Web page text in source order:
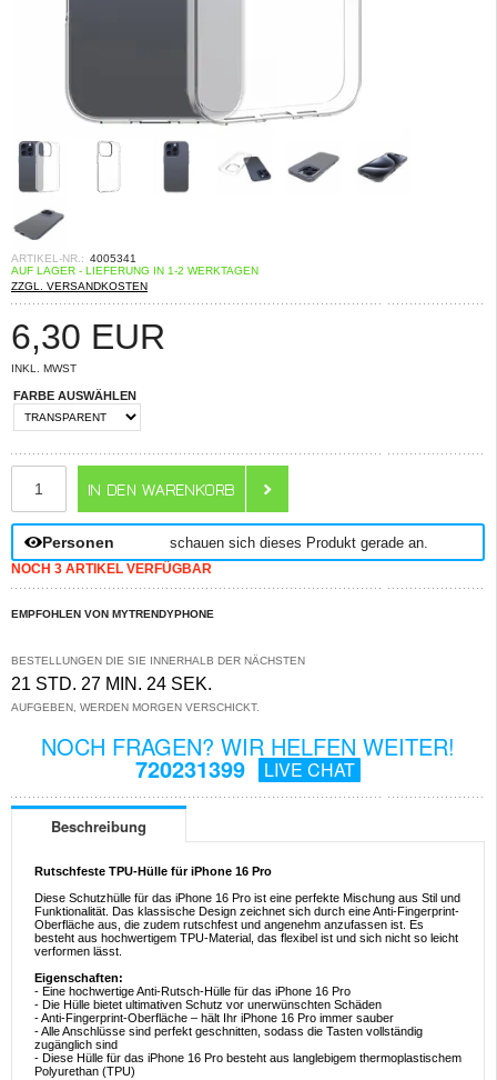
ARTIKEL-NR.: 4005341
AUF LAGER - LIEFERUNG IN 1-2 WERKTAGEN
ZZGL. VERSANDKOSTEN
6,30 EUR
INKL. MWST
FARBE AUSWÄHLEN
Personen schauen sich dieses Produkt gerade an.
NOCH 3 ARTIKEL VERFÜGBAR
EMPFOHLEN VON MYTRENDYPHONE
BESTELLUNGEN DIE SIE INNERHALB DER NÄCHSTEN
21 STD. 27 MIN. 24 SEK.
AUFGEBEN, WERDEN MORGEN VERSCHICKT.
NOCH FRAGEN? WIR HELFEN WEITER!
720231399 LIVE CHAT
Beschreibung
Rutschfeste TPU-Hülle für iPhone 16 Pro
Diese Schutzhülle für das iPhone 16 Pro ist eine perfekte Mischung aus Stil und
Funktionalität. Das klassische Design zeichnet sich durch eine Anti-Fingerprint-
Oberfläche aus, die zudem rutschfest und angenehm anzufassen ist. Es
besteht aus hochwertigem TPU-Material, das flexibel ist und sich nicht so leicht
verformen lässt.
Eigenschaften:
- Eine hochwertige Anti-Rutsch-Hülle für das iPhone 16 Pro
- Die Hülle bietet ultimativen Schutz vor unerwünschten Schäden
- Anti-Fingerprint-Oberfläche – hält Ihr iPhone 16 Pro immer sauber
- Alle Anschlüsse sind perfekt geschnitten, sodass die Tasten vollständig
zugänglich sind
- Diese Hülle für das iPhone 16 Pro besteht aus langlebigem thermoplastischem
Polyurethan (TPU)